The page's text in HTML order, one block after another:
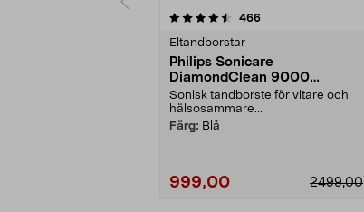
466recensioner
Eltandborstar
Philips Sonicare
DiamondClean 9000
eltandborste, Special Edition
Sonisk tandborste för vitare och
hälsosammare...
Färg: Blå
999,00 2499,00
4.5 av 5 stjärnor